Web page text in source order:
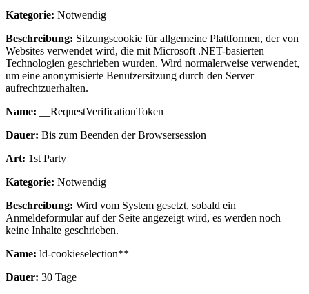
Kategorie: Notwendig
Beschreibung: Sitzungscookie für allgemeine Plattformen, der von
Websites verwendet wird, die mit Microsoft .NET-basierten
Technologien geschrieben wurden. Wird normalerweise verwendet,
um eine anonymisierte Benutzersitzung durch den Server
aufrechtzuerhalten.
Name: __RequestVerificationToken
Dauer: Bis zum Beenden der Browsersession
Art: 1st Party
Kategorie: Notwendig
Beschreibung: Wird vom System gesetzt, sobald ein
Anmeldeformular auf der Seite angezeigt wird, es werden noch
keine Inhalte geschrieben.
Name: ld-cookieselection**
Dauer: 30 Tage